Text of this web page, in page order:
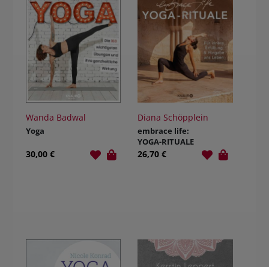
Wanda Badwal
Yoga
30,00 €
Diana Schöpplein
embrace life:
YOGA-RITUALE
26,70 €